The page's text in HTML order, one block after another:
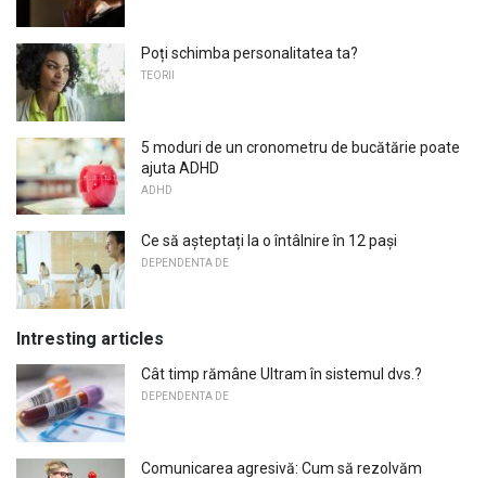
Poți schimba personalitatea ta?
TEORII
5 moduri de un cronometru de bucătărie poate
ajuta ADHD
ADHD
Ce să așteptați la o întâlnire în 12 pași
DEPENDENTA DE
Intresting articles
Cât timp rămâne Ultram în sistemul dvs.?
DEPENDENTA DE
Comunicarea agresivă: Cum să rezolvăm